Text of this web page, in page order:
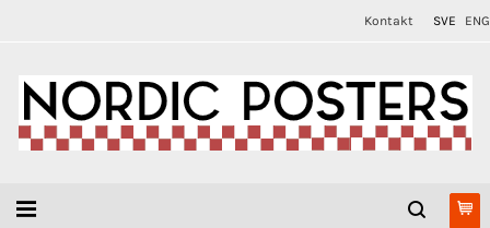
Kontakt SVE ENG